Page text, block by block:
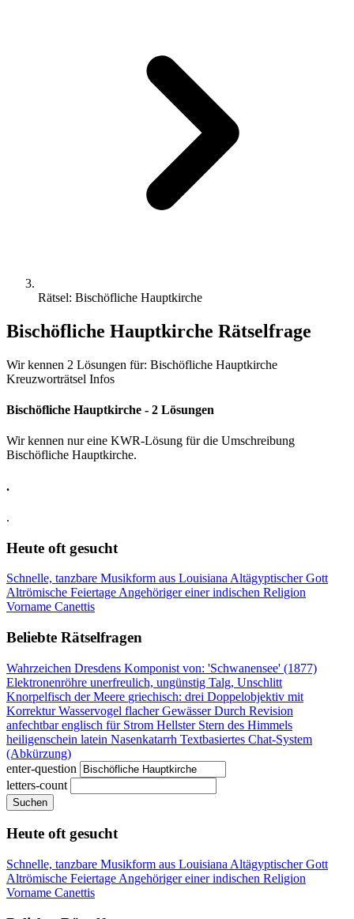
Rätsel: Bischöfliche Hauptkirche
Bischöfliche Hauptkirche Rätselfrage
Wir kennen 2 Lösungen für: Bischöfliche Hauptkirche
Kreuzworträtsel Infos
Bischöfliche Hauptkirche - 2 Lösungen
Wir kennen nur eine KWR-Lösung für die Umschreibung
Bischöfliche Hauptkirche.
.
.
Heute oft gesucht
Schnelle, tanzbare Musikform aus Louisiana Altägyptischer Gott
Altrömische Feiertage Angehöriger einer indischen Religion
Vorname Canettis
Beliebte Rätselfragen
Wahrzeichen Dresdens Komponist von: 'Schwanensee' (1877)
Elektronenröhre unerfreulich, ungünstig Talg, Unschlitt
Knorpelfisch der Meere griechisch: drei Doppelobjektiv mit
KorrekturWasservogel flacher GewässerDurch Revision
anfechtbarenglisch für Strom Hellster Stern des Himmels
heiligenschein latein Nasenkatarrh Textbasiertes Chat-System
(Abkürzung)
enter-question
letters-count
Suchen
Heute oft gesucht
Schnelle, tanzbare Musikform aus Louisiana Altägyptischer Gott
Altrömische Feiertage Angehöriger einer indischen Religion
Vorname Canettis